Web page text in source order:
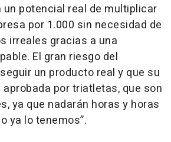
un potencial real de multiplicar
por 1.000 sin necesidad de
irreales gracias a una
El gran riesgo del
un producto real y que su
por triatletas, que son
ya que nadarán horas y horas
ya lo tenemos”.